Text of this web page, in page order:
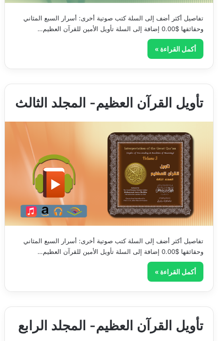
تفاصيل أكثر أضف إلى السلة كتب صوتية أخرى: أسرار السبع المثاني
وحقائقها $0.00 إضافة إلى السلة تأويل الأمين للقرآن العظيم…
أكمل القراءة »
تأويل القرآن العظيم- المجلد الثالث
تفاصيل أكثر أضف إلى السلة كتب صوتية أخرى: أسرار السبع المثاني
وحقائقها $0.00 إضافة إلى السلة تأويل الأمين للقرآن العظيم…
أكمل القراءة »
تأويل القرآن العظيم- المجلد الرابع